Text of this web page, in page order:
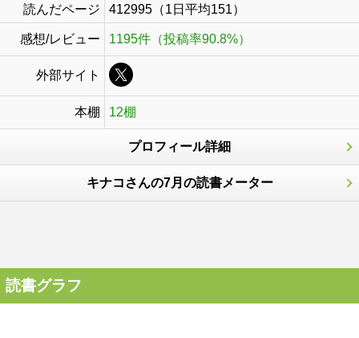
読んだページ
412995（1日平均151）
感想/レビュー 1195件（投稿率90.8%）
外部サイト
本棚 12棚
プロフィール詳細
キナコさんの7月の読書メーター
読書グラフ